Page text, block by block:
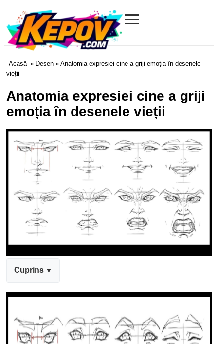
Kepov.com
≡
Acasă » Desen » Anatomia expresiei cine a griji emoția în desenele
vieții
Anatomia expresiei cine a griji
emoția în desenele vieții
Cuprins